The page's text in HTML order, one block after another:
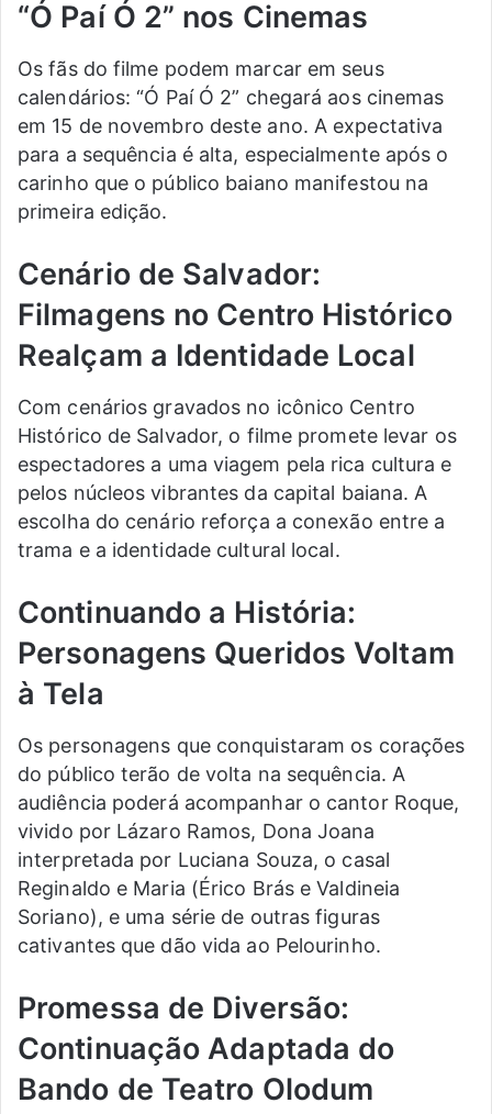
“Ó Paí Ó 2” nos Cinemas
Os fãs do filme podem marcar em seus
calendários: “Ó Paí Ó 2” chegará aos cinemas
em 15 de novembro deste ano. A expectativa
para a sequência é alta, especialmente após o
carinho que o público baiano manifestou na
primeira edição.
Cenário de Salvador:
Filmagens no Centro Histórico
Realçam a Identidade Local
Com cenários gravados no icônico Centro
Histórico de Salvador, o filme promete levar os
espectadores a uma viagem pela rica cultura e
pelos núcleos vibrantes da capital baiana. A
escolha do cenário reforça a conexão entre a
trama e a identidade cultural local.
Continuando a História:
Personagens Queridos Voltam
à Tela
Os personagens que conquistaram os corações
do público terão de volta na sequência. A
audiência poderá acompanhar o cantor Roque,
vivido por Lázaro Ramos, Dona Joana
interpretada por Luciana Souza, o casal
Reginaldo e Maria (Érico Brás e Valdineia
Soriano), e uma série de outras figuras
cativantes que dão vida ao Pelourinho.
Promessa de Diversão:
Continuação Adaptada do
Bando de Teatro Olodum